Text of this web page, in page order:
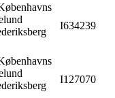
I634239
I127070